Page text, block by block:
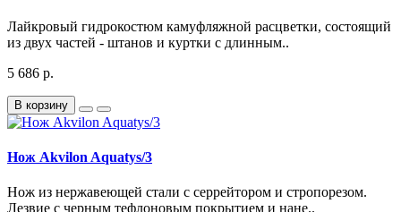
Лайкровый гидрокостюм камуфляжной расцветки, состоящий
из двух частей - штанов и куртки с длинным..
5 686 р.
В корзину
Нож Akvilon Aquatys/3
Нож из нержавеющей стали с серрейтором и стропорезом.
Лезвие с черным тефлоновым покрытием и нане..